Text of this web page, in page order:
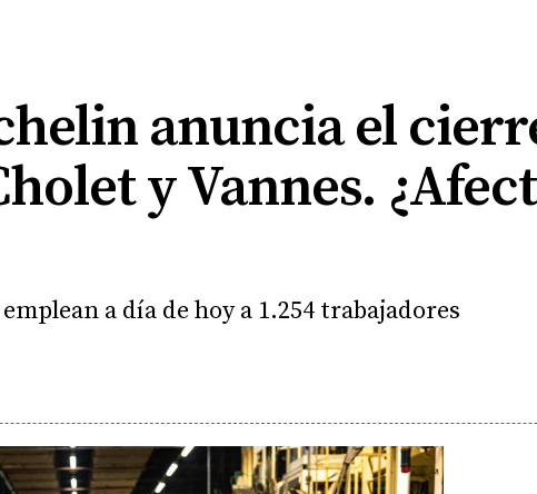
anuncia el
y Vannes.
a día de hoy a 1.254 trabajadores